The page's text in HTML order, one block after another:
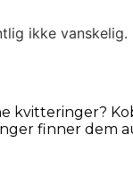
ikke vanskelig.
kvitteringer?
finner dem